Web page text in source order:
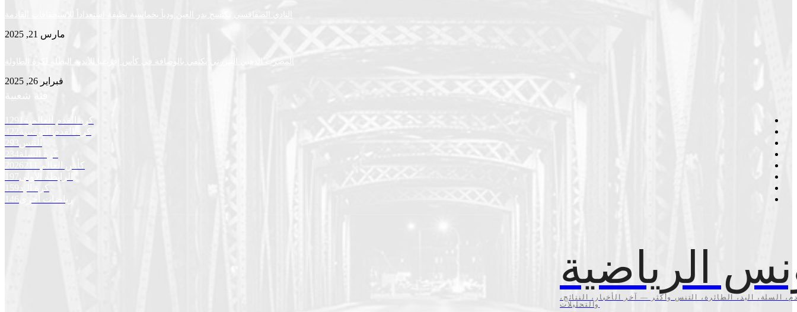
النادي الصفاقسي يكتسح بدر العين ودياً بخماسية نظيفة استعداداً للاستحقاقات القادمة
مارس 21, 2025
المضرب الذهبي البنزرتي يكتفي بالوصافة في كأس إفريقيا للأندية البطلة لكرة الطاولة
فبراير 26, 2025
فئة شعبية
كرة القدم العالمية
1291
كرة القدم التونسية
422
التنس
293
كرة السلة234
كأس العالم 2026
الرابطة الأولى 197
كرة اليد 159
رياضات أخرى 146
الرياضية
السلة، اليد، الطائرة، التنس وأكثر — آخر الأخبار، النتائج،
والتحليلات